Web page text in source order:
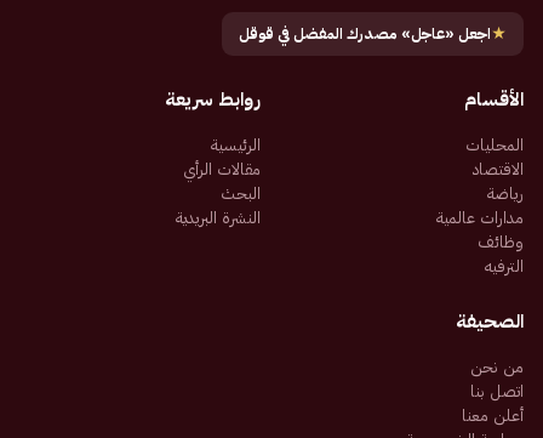
★اجعل «عاجل» مصدرك المفضل في قوقل
الأقسام
المحليات
الاقتصاد
رياضة
مدارات عالمية
وظائف
الترفيه
روابط سريعة
الرئيسية
مقالات الرأي
البحث
النشرة البريدية
الصحيفة
من نحن
اتصل بنا
أعلن معنا